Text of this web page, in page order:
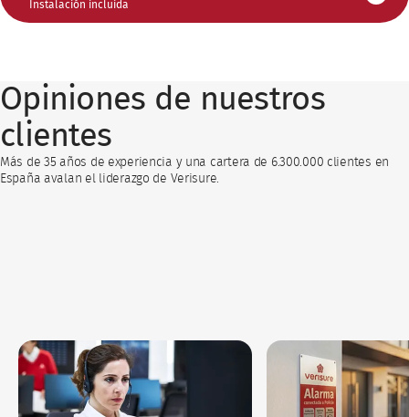
Instalación incluida
Opiniones de nuestros
clientes
Más de 35 años de experiencia y una cartera de 6.300.000 clientes en
España avalan el liderazgo de Verisure.